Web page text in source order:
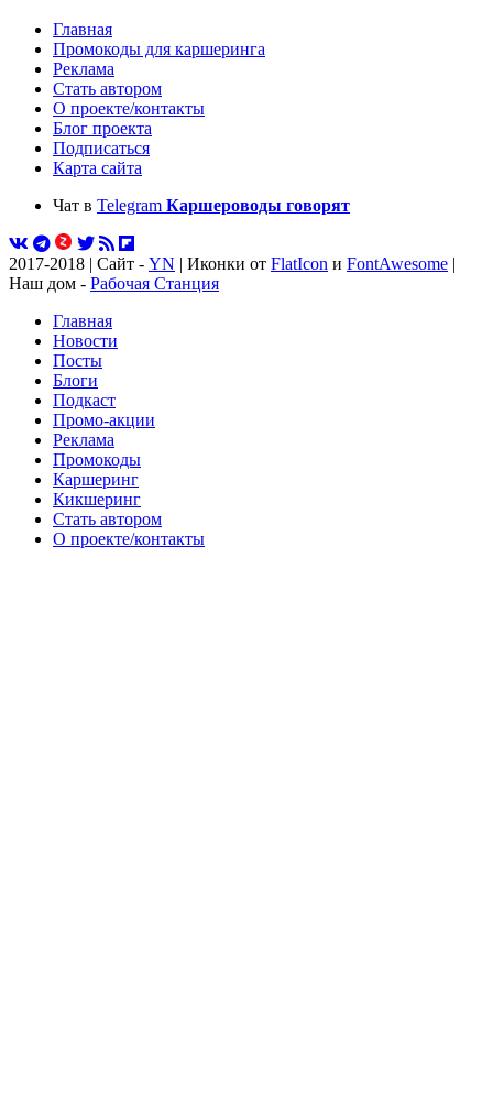
Главная
Промокоды для каршеринга
Реклама
Стать автором
О проекте/контакты
Блог проекта
Подписаться
Карта сайта
Чат в Telegram Каршероводы говорят
2017-2018 | Сайт - YN | Иконки от FlatIcon и FontAwesome |
Наш дом - Рабочая Станция
Главная
Новости
Посты
Блоги
Подкаст
Промо-акции
Реклама
Промокоды
Каршеринг
Кикшеринг
Стать автором
О проекте/контакты